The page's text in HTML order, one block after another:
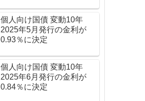
個人向け国債 変動10年
2025年5月発行の金利が
0.93％に決定
個人向け国債 変動10年
2025年6月発行の金利が
0.84％に決定